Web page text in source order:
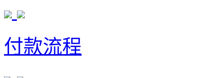
付款流程